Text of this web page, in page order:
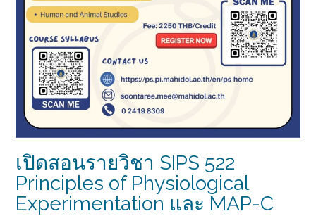
เปิดสอนรายวิชา SIPS 522
Principles of Physiological
Experimentation และ MAP-C